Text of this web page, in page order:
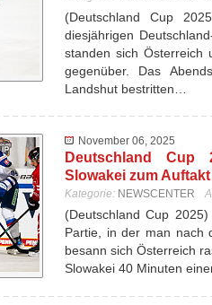
(Deutschland Cup
diesjährigen
standen sich Österreich
gegenüber. Das
Landshut bestritten…
November 06, 2025
Deutschland Cup
Slowakei zum
Kategorie: NEWSCENTER
(Deutschland Cup
Partie, in der man nach
besann sich Österreich
Slowakei 40 Minuten